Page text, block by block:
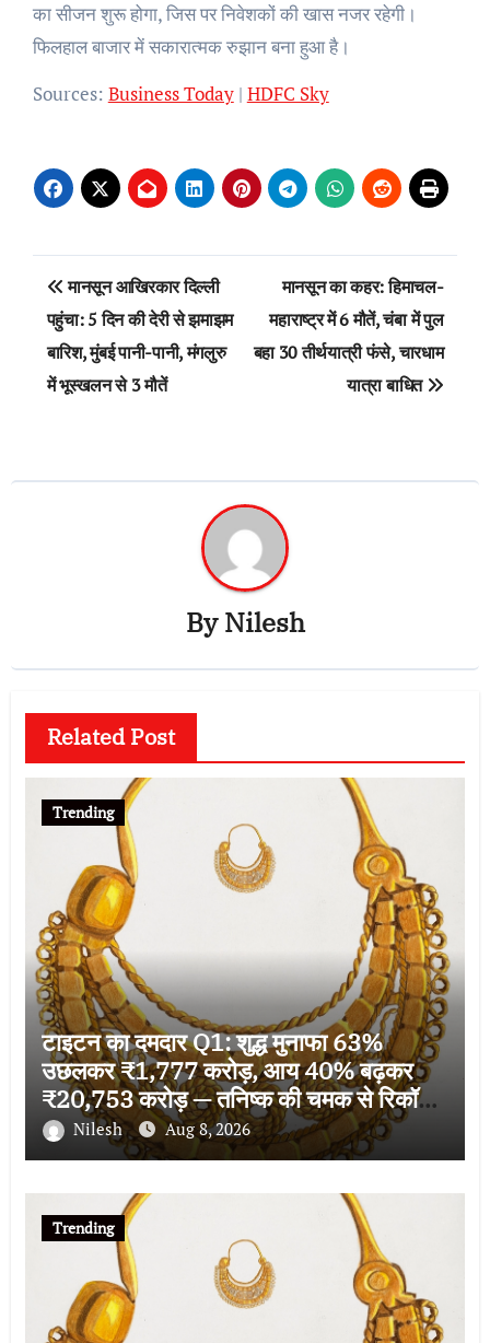
का सीजन शुरू होगा, जिस पर निवेशकों की खास नजर रहेगी।
फिलहाल बाजार में सकारात्मक रुझान बना हुआ है।
Sources: Business Today| HDFC Sky
Post
navigation
मानसून आखिरकार दिल्ली
पहुंचा: 5 दिन की देरी से झमाझम
बारिश, मुंबई पानी-पानी, मंगलुरु
में भूस्खलन से 3 मौतें
मानसून का कहर: हिमाचल-
महाराष्ट्र में 6 मौतें, चंबा में पुल
बहा 30 तीर्थयात्री फंसे, चारधाम
यात्रा बाधित
ByNilesh
Related Post
Trending
टाइटन का दमदार Q1: शुद्ध मुनाफा 63%
उछलकर ₹1,777 करोड़, आय 40% बढ़कर
₹20,753 करोड़ — तनिष्क की चमक से रिकॉर्ड
ग्रोथNilesh Aug 8, 2026
Trending